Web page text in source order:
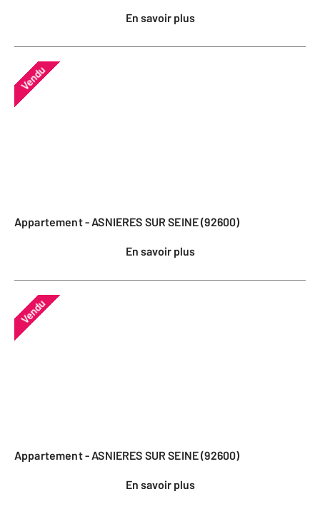
En savoir plus
Vendu
Appartement - ASNIERES SUR SEINE (92600)
En savoir plus
Vendu
Appartement - ASNIERES SUR SEINE (92600)
En savoir plus